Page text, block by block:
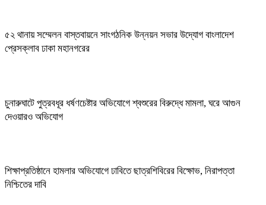
৫২ থানায় সম্মেলন বাস্তবায়নে সাংগঠনিক উন্নয়ন সভার উদ্যোগ বাংলাদেশ
প্রেসক্লাব ঢাকা মহানগরের
চুনারুঘাটে পুত্রবধূর ধর্ষণচেষ্টার অভিযোগে শ্বশুরের বিরুদ্ধে মামলা, ঘরে আগুন
দেওয়ারও অভিযোগ
শিক্ষাপ্রতিষ্ঠানে হামলার অভিযোগে ঢাবিতে ছাত্রশিবিরের বিক্ষোভ, নিরাপত্তা
নিশ্চিতের দাবি